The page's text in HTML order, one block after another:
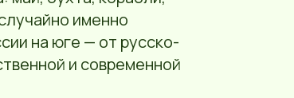
именно
на юге — от русско-
и современной